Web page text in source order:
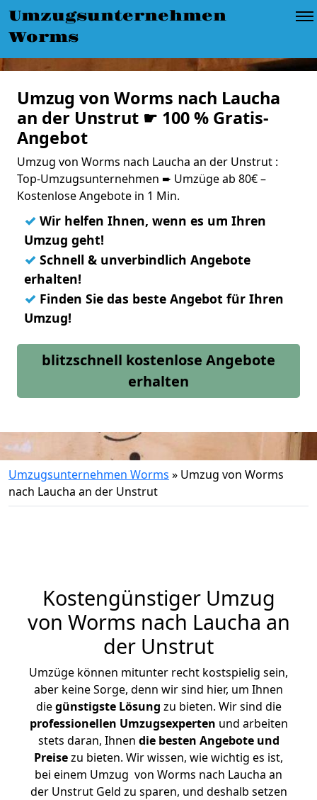
Umzugsunternehmen
Worms
Umzug von Worms nach Laucha
an der Unstrut ☛ 100 % Gratis-
Angebot
Umzug von Worms nach Laucha an der Unstrut :
Top-Umzugsunternehmen ➨ Umzüge ab 80€ –
Kostenlose Angebote in 1 Min.
✓ Wir helfen Ihnen, wenn es um Ihren
Umzug geht!
✓ Schnell & unverbindlich Angebote
erhalten!
✓ Finden Sie das beste Angebot für Ihren
Umzug!
blitzschnell kostenlose Angebote
erhalten
Umzugsunternehmen Worms » Umzug von Worms
nach Laucha an der Unstrut
Kostengünstiger Umzug
von Worms nach Laucha an
der Unstrut
Umzüge können mitunter recht kostspielig sein,
aber keine Sorge, denn wir sind hier, um Ihnen
diegünstigste Lösung zu bieten. Wir sind die
professionellen Umzugsexperten und arbeiten
stets daran, Ihnen die besten Angebote und
Preisezu bieten. Wir wissen, wie wichtig es ist,
bei einem Umzug von Worms nach Laucha an
der Unstrut Geld zu sparen, und deshalb setzen